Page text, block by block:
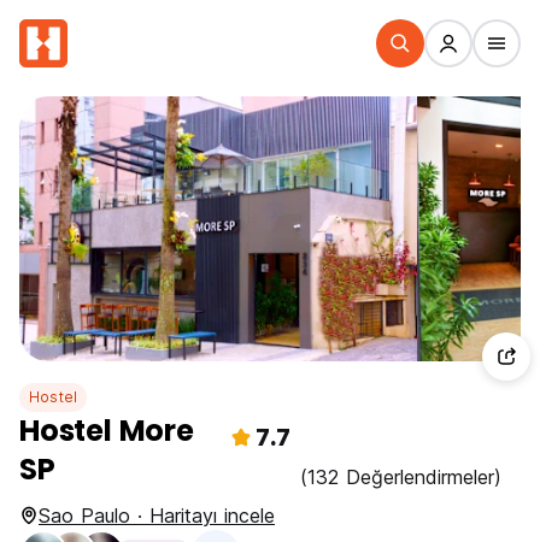
Hostel
Hostel More
SP
7.7
(132 Değerlendirmeler)
Sao Paulo · Haritayı incele